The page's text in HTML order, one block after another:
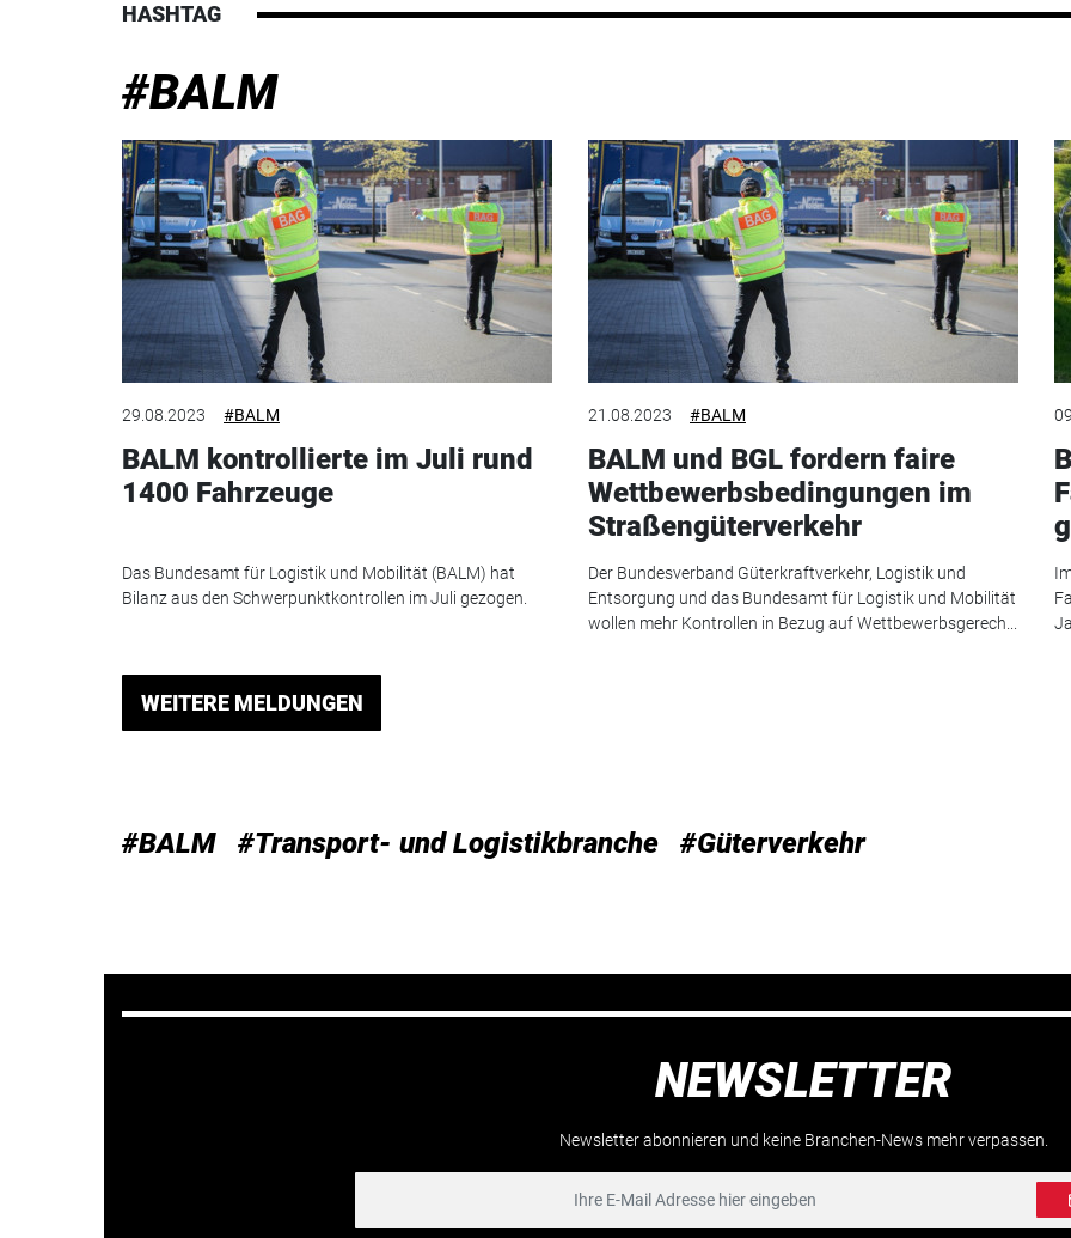
HASHTAG
#BALM
29.08.2023 #BALM
BALM kontrollierte im Juli rund
1400 Fahrzeuge
Das Bundesamt für Logistik und Mobilität (BALM) hat
Bilanz aus den Schwerpunktkontrollen im Juli gezogen.
21.08.2023 #BALM
BALM und BGL fordern faire
Wettbewerbsbedingungen im
Straßengüterverkehr
Der Bundesverband Güterkraftverkehr, Logistik und
Entsorgung und das Bundesamt für Logistik und Mobilität
wollen mehr Kontrollen in Bezug auf Wettbewerbsgerech...
WEITERE MELDUNGEN
#BALM #Transport- und Logistikbranche #Güterverkehr
NEWSLETTER
Newsletter abonnieren und keine Branchen-News mehr verpassen.